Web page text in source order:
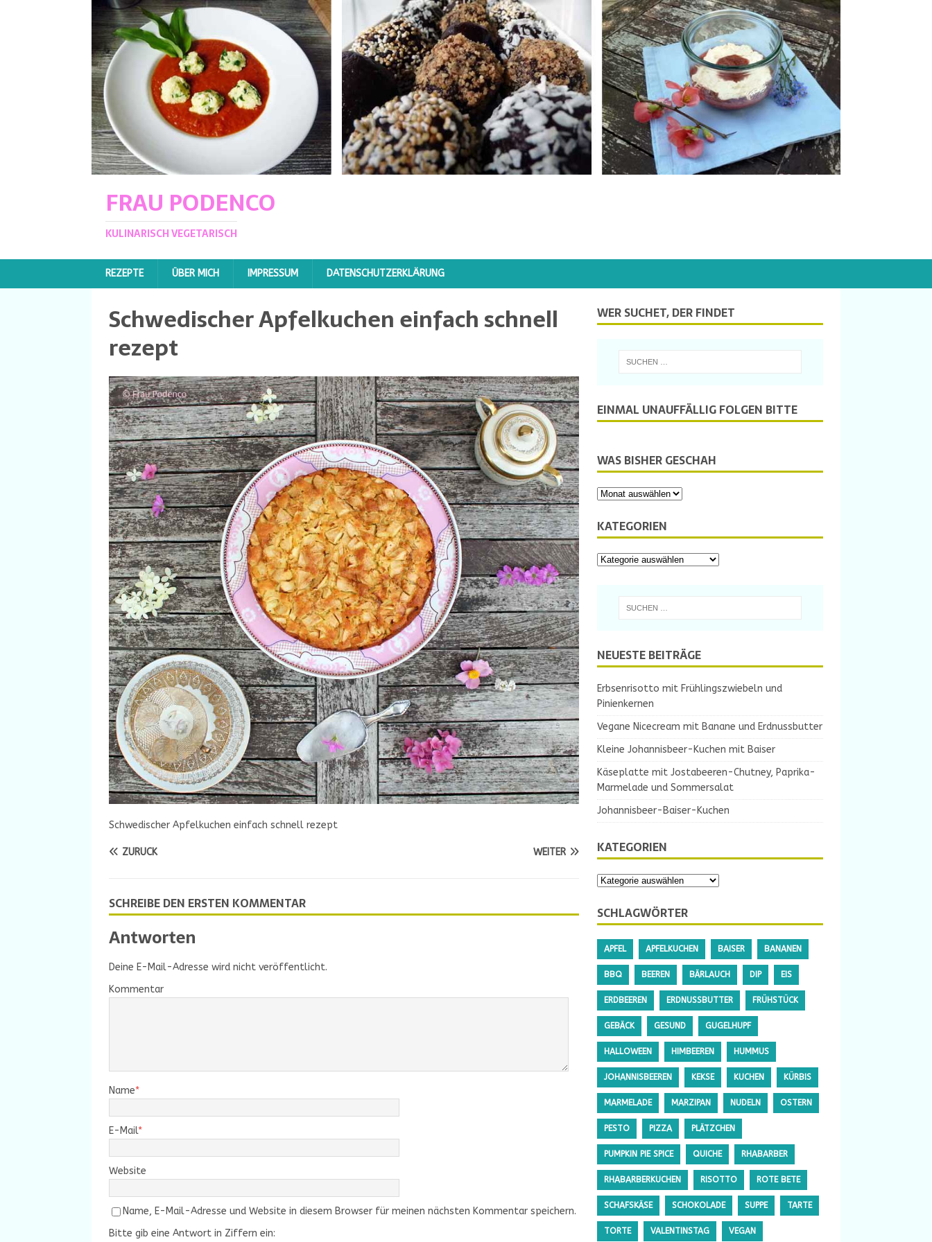
FRAU PODENCO
KULINARISCH VEGETARISCH
REZEPTE ÜBER MICH IMPRESSUM DATENSCHUTZERKLÄRUNG
Schwedischer Apfelkuchen einfach schnell
rezept
Schwedischer Apfelkuchen einfach schnell rezept
ZURÜCK WEITER
SCHREIBE DEN ERSTEN KOMMENTAR
Antworten
Deine E-Mail-Adresse wird nicht veröffentlicht.
Kommentar
Name*
E-Mail*
Website
Name, E-Mail-Adresse und Website in diesem Browser für meinen nächsten Kommentar speichern.
Bitte gib eine Antwort in Ziffern ein:
WER SUCHET, DER FINDET
EINMAL UNAUFFÄLLIG FOLGEN BITTE
WAS BISHER GESCHAH
KATEGORIEN
NEUESTE BEITRÄGE
Erbsenrisotto mit Frühlingszwiebeln und
Pinienkernen
Vegane Nicecream mit Banane und Erdnussbutter
Kleine Johannisbeer-Kuchen mit Baiser
Käseplatte mit Jostabeeren-Chutney, Paprika-
Marmelade und Sommersalat
Johannisbeer-Baiser-Kuchen
KATEGORIEN
SCHLAGWÖRTER
APFEL APFELKUCHEN BAISER BANANEN
BBQ BEEREN BÄRLAUCH DIP EIS
ERDBEEREN ERDNUSSBUTTER FRÜHSTÜCK
GEBÄCK GESUND GUGELHUPF
HALLOWEEN HIMBEEREN HUMMUS
JOHANNISBEEREN KEKSE KUCHEN KÜRBIS
MARMELADE MARZIPAN NUDELN OSTERN
PESTO PIZZA PLÄTZCHEN
PUMPKIN PIE SPICE QUICHE RHABARBER
RHABARBERKUCHEN RISOTTO ROTE BETE
SCHAFSKÄSE SCHOKOLADE SUPPE TARTE
TORTE VALENTINSTAG VEGAN